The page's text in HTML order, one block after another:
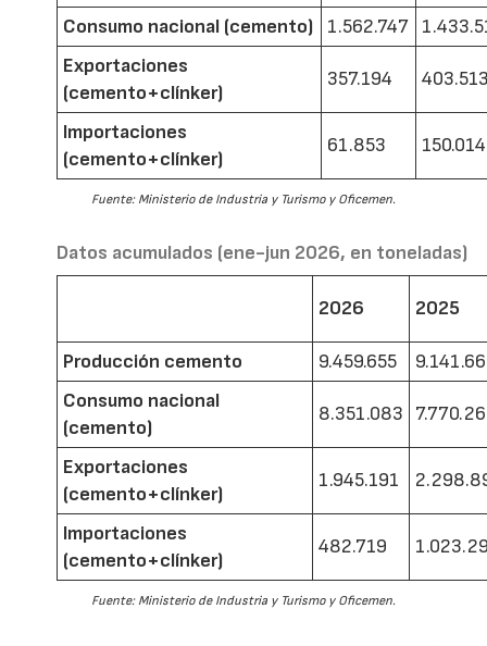
Consumo nacional (cemento)
1.562.747
Exportaciones
(cemento+clínker)
357.194
Importaciones
(cemento+clínker)
61.853 150.014
Fuente: Ministerio de Industria y Turismo y Oficemen.
Datos acumulados (ene-jun 2026, en toneladas)
2026 2025
Producción cemento 9.459.655
Consumo nacional
(cemento)
8.351.083
Exportaciones
(cemento+clínker)
1.945.191
Importaciones
(cemento+clínker)
482.719
Fuente: Ministerio de Industria y Turismo y Oficemen.